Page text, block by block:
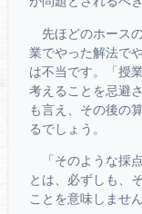
先ほどのホース
業でやった解法で
は不当です。「授
考えることを忌避
も言え、その後の
るでしょう。
「そのような採
とは、必ずしも、
ことを意味しません